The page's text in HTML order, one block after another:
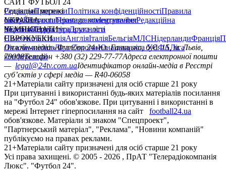
САЙТ ФУТБОЛ 24
РедакціяПрогнозиПолітика конфіденційностіПравила
сайтуКонтактиПравила коментуванняРедакційна
політикаСтруктура власності
Соціальні мережі
facebookxyoutubeinstagramtelegramviber
УКРАЇНА
УкраїнаПерша лігаДруга ліга
ЧЕМПІОНАТИ
НімеччинаІспаніяАнгліяІталіяБельгіяМЛСНідерландиФранція
ЄВРОКУБКИ
Ліга чемпіонівЛіга ЄвропиЮнацька ліга УЄФАЛіга
конференцій
Онлайн-медіа «Футбол 24»пл. Галицька, буд. 15, м. Львів,
79008Телефон +380 (32) 229-77-77Адреса електронної пошти
— legal@24tv.com.uaІдентифікатор онлайн-медіа в Реєстрі
суб’єктів у сфері медіа — R40-06058
21+Матеріали сайту призначені для осіб старше 21 року
При цитуванні і використанні будь-яких матеріалів посилання
на "Футбол 24" обов'язкове. При цитуванні і використанні в
мережі Інтернет гіперпосилання на сайт
football24.ua
обов'язкове. Матеріали зі знаком "Спецпроект",
"Партнерський матеріал", "Реклама", "Новини компаній"
публікуємо на правах реклами.
21+Матеріали сайту призначені для осіб старше 21 року
Усi права захищенi. © 2005 - 2026 , ПрАТ "Телерадіокомпанія
Люкс". "Футбол 24".